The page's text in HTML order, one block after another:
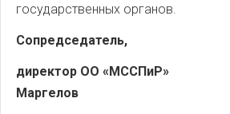
государственных органов.
Сопредседатель,
директор ОО «МССПиР»
Маргелов